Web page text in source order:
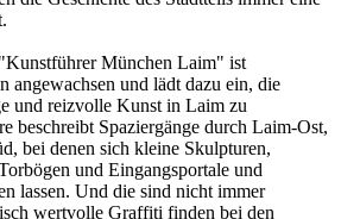
München Laim" ist
angewachsen und lädt dazu ein, die
und reizvolle Kunst in Laim zu
beschreibt Spaziergänge durch Laim-Ost,
bei denen sich kleine Skulpturen,
und Eingangsportale und
lassen. Und die sind nicht immer
wertvolle Graffiti finden bei den